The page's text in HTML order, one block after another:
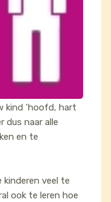
kind ‘hoofd, hart
dus naar alle
en te
veel te
ook te leren hoe